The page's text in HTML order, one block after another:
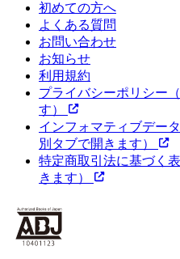
初めての方へ
よくある質問
お問い合わせ
お知らせ
利用規約
プライバシーポリシー
す）
インフォマティブデー
別タブで開きます）
特定商取引法に基づく
きます）